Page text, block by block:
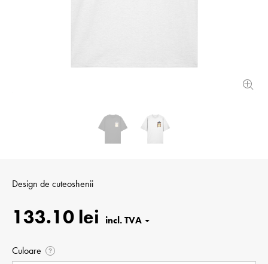
Design de cuteoshenii
133.10 lei
Culoare ?